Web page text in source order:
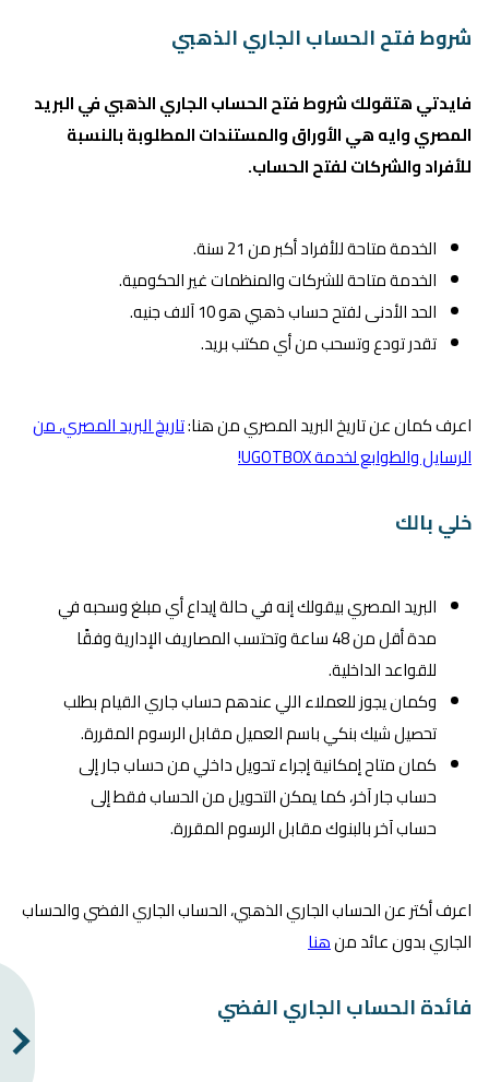
شروط فتح الحساب الجاري الذهبي
فايدتي هتقولك شروط فتح الحساب الجاري الذهبي في البريد
المصري وايه هي الأوراق والمستندات المطلوبة بالنسبة
للأفراد والشركات لفتح الحساب.
الخدمة متاحة للأفراد أكبر من 21 سنة.
الخدمة متاحة للشركات والمنظمات غير الحكومية.
الحد الأدنى لفتح حساب ذهبي هو 10 آلاف جنيه.
تقدر تودع وتسحب من أي مكتب بريد.
اعرف كمان عن تاريخ البريد المصري من هنا:تاريخ البريد المصري، من
الرسايل والطوابع لخدمة UGOTBOX!
خلي بالك
البريد المصري بيقولك إنه في حالة إيداع أي مبلغ وسحبه في
مدة أقل من 48 ساعة وتحتسب المصاريف الإدارية وفقًا
للقواعد الداخلية.
وكمان يجوز للعملاء اللي عندهم حساب جاري القيام بطلب
تحصيل شيك بنكي باسم العميل مقابل الرسوم المقررة.
كمان متاح إمكانية إجراء تحويل داخلي من حساب جار إلى
حساب جار آخر، كما يمكن التحويل من الحساب فقط إلى
حساب آخر بالبنوك مقابل الرسوم المقررة.
اعرف أكتر عن الحساب الجاري الذهبي، الحساب الجاري الفضي والحساب
الجاري بدون عائد منهنا
فائدة الحساب الجاري الفضي